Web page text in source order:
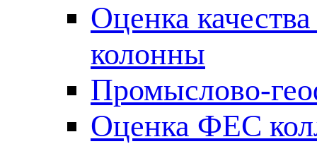
Оценка
колонны
Промыслово-
Оценка ФЕС